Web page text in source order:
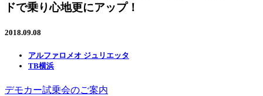
ドで乗り心地更にアップ！
2018.09.08
アルファロメオ ジュリエッタ
TB横浜
デモカー試乗会のご案内